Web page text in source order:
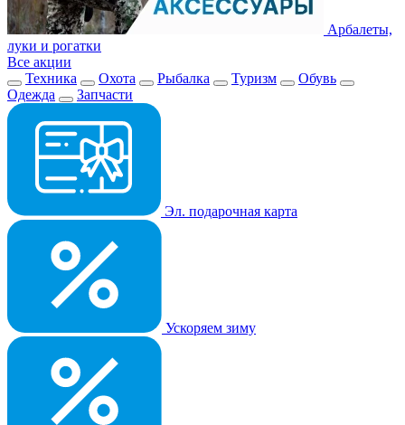
Арбалеты,
луки и рогатки
Все акции
Техника
Охота Рыбалка Туризм
Обувь
Одежда
Запчасти
Эл. подарочная карта
Ускоряем зиму